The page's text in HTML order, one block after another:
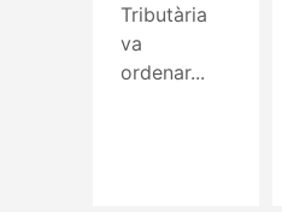
Tributària
va
ordenar...